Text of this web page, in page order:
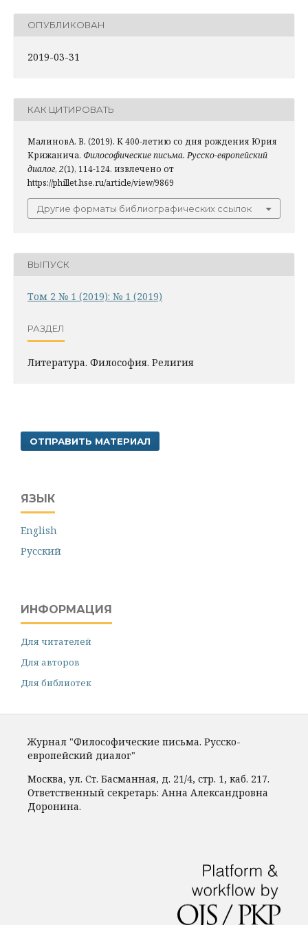
ОПУБЛИКОВАН
2019-03-31
КАК ЦИТИРОВАТЬ
МалиновА. В. (2019). К 400-летию со дня рождения Юрия
Крижанича. Философические письма. Русско-европейский
диалог, 2(1), 114-124. извлечено от
https://phillet.hse.ru/article/view/9869
Другие форматы библиографических ссылок
ВЫПУСК
Том 2 № 1 (2019): № 1 (2019)
РАЗДЕЛ
Литература. Философия. Pелигия
ОТПРАВИТЬ МАТЕРИАЛ
ЯЗЫК
English
Русский
ИНФОРМАЦИЯ
Для читателей
Для авторов
Для библиотек
Журнал "Философические письма. Русско-
европейский диалог"
Москва, ул. Ст. Басманная, д. 21/4, стр. 1, каб. 217.
Ответственный секретарь: Анна Александровна
Доронина.